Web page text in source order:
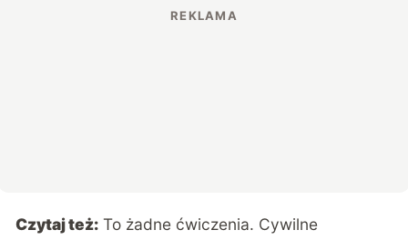
Czytaj też: To żadne ćwiczenia. Cywilne